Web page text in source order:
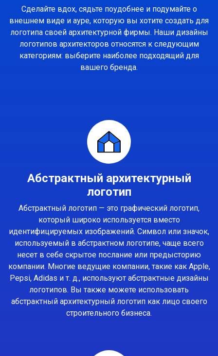
Сделайте вдох, сядьте поудобнее и подумайте о
внешнем виде и ауре, которую вы хотите создать для
логотипа своей архитектурной фирмы. Наши дизайны
логотипов архитекторов относятся к следующим
категориям: выберите наиболее подходящий для
вашего бренда.
Абстрактный архитектурный
логотип
Абстрактный логотип — это графический логотип,
который широко используется вместо
идентифицируемых изображений. Символ или значок,
используемый в абстрактном логотипе, чаще всего
несет в себе скрытое послание или предысторию
компании. Многие ведущие компании, такие как Apple,
Pepsi, Adidas и т. д., используют абстрактные дизайны
логотипов. Вы также можете использовать
абстрактный архитектурный логотип как лицо своего
строительного бизнеса.